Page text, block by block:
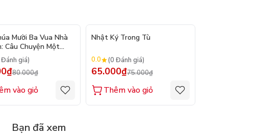
- 12%
Mười Ba Vua Nhà
Câu Chuyện Một
giá)
80.000₫
vào giỏ
Nhật Ký Trong Tù
0.0 (0 Đánh giá)
65.000₫75.000₫
Thêm vào giỏ
Bạn đã xem